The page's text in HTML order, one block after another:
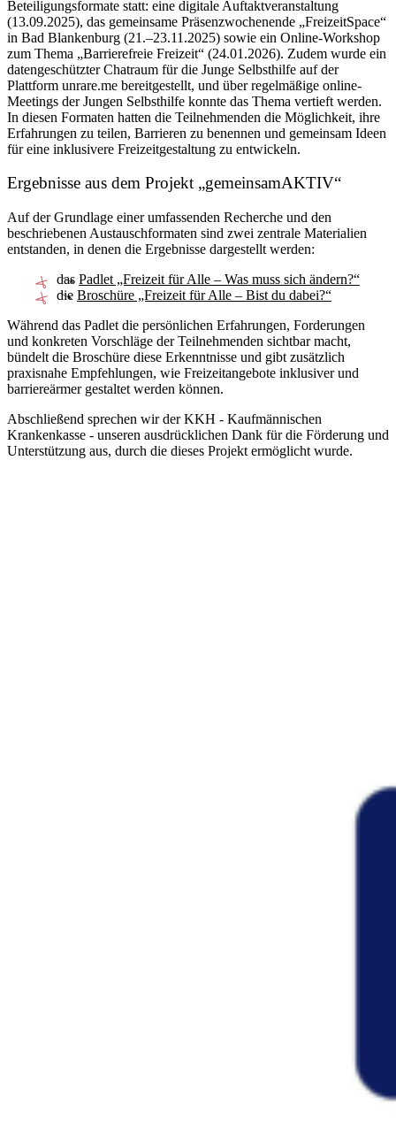
Beteiligungsformate statt: eine digitale Auftaktveranstaltung
(13.09.2025), das gemeinsame Präsenzwochenende „FreizeitSpace“
in Bad Blankenburg (21.–23.11.2025) sowie ein Online-Workshop
zum Thema „Barrierefreie Freizeit“ (24.01.2026). Zudem wurde ein
datengeschützter Chatraum für die Junge Selbsthilfe auf der
Plattform unrare.me bereitgestellt, und über regelmäßige online-
Meetings der Jungen Selbsthilfe konnte das Thema vertieft werden.
In diesen Formaten hatten die Teilnehmenden die Möglichkeit, ihre
Erfahrungen zu teilen, Barrieren zu benennen und gemeinsam Ideen
für eine inklusivere Freizeitgestaltung zu entwickeln.
Ergebnisse aus dem Projekt „gemeinsamAKTIV“
Auf der Grundlage einer umfassenden Recherche und den
beschriebenen Austauschformaten sind zwei zentrale Materialien
entstanden, in denen die Ergebnisse dargestellt werden:
das Padlet „Freizeit für Alle – Was muss sich ändern?“
die Broschüre „Freizeit für Alle – Bist du dabei?“
Während das Padlet die persönlichen Erfahrungen, Forderungen
und konkreten Vorschläge der Teilnehmenden sichtbar macht,
bündelt die Broschüre diese Erkenntnisse und gibt zusätzlich
praxisnahe Empfehlungen, wie Freizeitangebote inklusiver und
barriereärmer gestaltet werden können.
Abschließend sprechen wir der KKH - Kaufmännischen
Krankenkasse - unseren ausdrücklichen Dank für die Förderung und
Unterstützung aus, durch die dieses Projekt ermöglicht wurde.